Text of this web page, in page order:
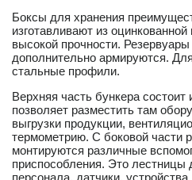
Боксы для хранения
изготавливают из
высокой прочности.
дополнительно армируются.
стальные профили.
Верхняя часть бункера состоит
позволяет разместить там
выгрузки продукции,
термометрию. С боковой части
монтируются различные
приспособления. Это